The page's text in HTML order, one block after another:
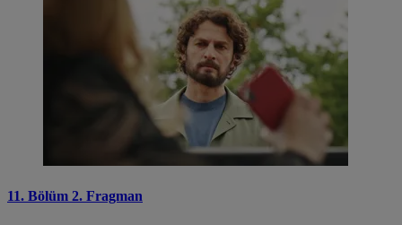
11. Bölüm 2. Fragman